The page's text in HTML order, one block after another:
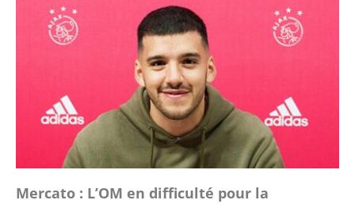
Mercato : L’OM en difficulté pour la